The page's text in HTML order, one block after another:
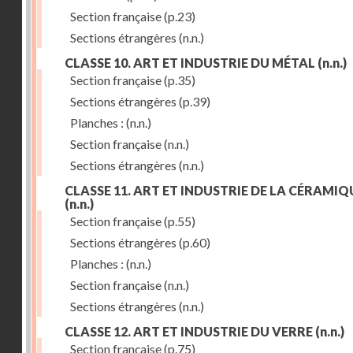
Section française(p.23)
Sections étrangères (n.n.)
CLASSE 10. ART ET INDUSTRIE DU MÉTAL (n.n.)
Section française(p.35)
Sections étrangères (p.39)
Planches : (n.n.)
Section française(n.n.)
Sections étrangères (n.n.)
CLASSE 11. ART ET INDUSTRIE DE LA
(n.n.)
Section française(p.55)
Sections étrangères (p.60)
Planches : (n.n.)
Section française(n.n.)
Sections étrangères (n.n.)
CLASSE 12. ART ET INDUSTRIE DU VERRE (n.n.)
Section française(p.75)